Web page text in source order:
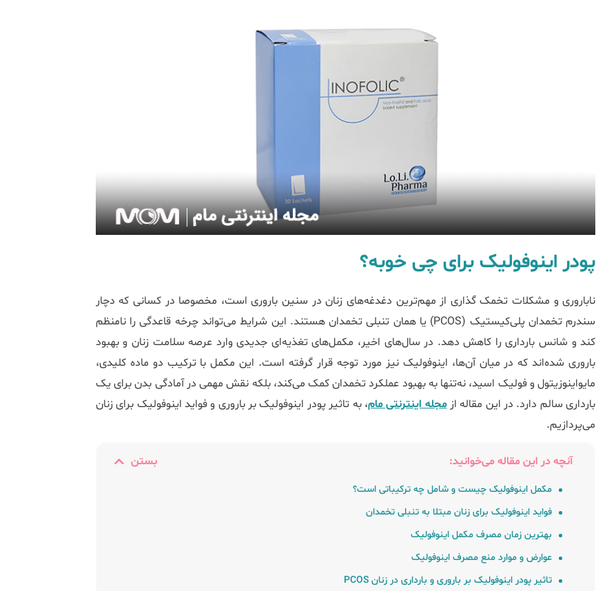
پودر اینوفولیک برای چی خوبه؟
ناباروری و مشکلات تخمک گذاری از مهم‌ترین دغدغه‌های زنان در سنین باروری است، مخصوصا در کسانی که دچار
سندرم تخمدان پلی‌کیستیک (PCOS) یا همان تنبلی تخمدان هستند. این شرایط می‌تواند چرخه قاعدگی را نامنظم
کند و شانس بارداری را کاهش دهد. در سال‌های اخیر، مکمل‌های تغذیه‌ای جدیدی وارد عرصه سلامت زنان و بهبود
باروری شده‌اند که در میان آن‌ها، اینوفولیک نیز مورد توجه قرار گرفته است. این مکمل با ترکیب دو ماده کلیدی،
مایواینوزیتول و فولیک اسید، نه‌تنها به بهبود عملکرد تخمدان کمک می‌کند، بلکه نقش مهمی در آمادگی بدن برای یک
بارداری سالم دارد. در این مقاله ازمجله اینترنتی مام، به تاثیر پودر اینوفولیک بر باروری و فواید اینوفولیک برای زنان
می‌پردازیم.
آنچه در این مقاله می‌خوانید: بستن
مکمل اینوفولیک چیست و شامل چه ترکیباتی است؟
فواید اینوفولیک برای زنان مبتلا به تنبلی تخمدان
بهترین زمان مصرف مکمل اینوفولیک
عوارض و موارد منع مصرف اینوفولیک
تاثیر پودر اینوفولیک بر باروری و بارداری در زنان PCOS